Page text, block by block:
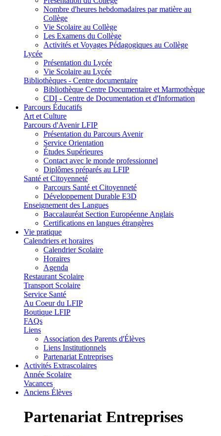
Nombre d'heures hebdomadaires par matière au
Collège
Vie Scolaire au Collège
Les Examens du Collège
Activités et Voyages Pédagogiques au Collège
Lycée
Présentation du Lycée
Vie Scolaire au Lycée
Bibliothèques - Centre documentaire
Bibliothèque Centre Documentaire et Marmothèque
CDI - Centre de Documentation et d'Information
Parcours Éducatifs
Art et Culture
Parcours d'Avenir LFIP
Présentation du Parcours Avenir
Service Orientation
Études Supérieures
Contact avec le monde professionnel
Diplômes préparés au LFIP
Santé et Citoyenneté
Parcours Santé et Citoyenneté
Développement Durable E3D
Enseignement des Langues
Baccalauréat Section Européenne Anglais
Certifications en langues étrangères
Vie pratique
Calendriers et horaires
Calendrier Scolaire
Horaires
Agenda
Restaurant Scolaire
Transport Scolaire
Service Santé
Au Coeur du LFIP
Boutique LFIP
FAQs
Liens
Association des Parents d'Élèves
Liens Institutionnels
Partenariat Entreprises
Activités Extrascolaires
Année Scolaire
Vacances
Anciens Élèves
Partenariat Entreprises